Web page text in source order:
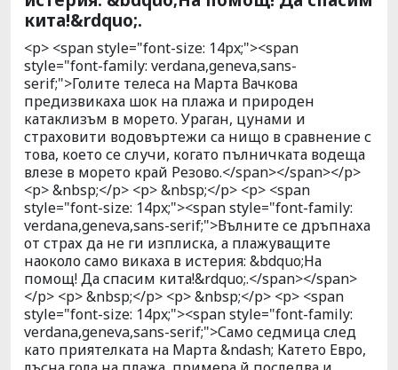
кита!&rdquo;.
<p> <span style="font-size: 14px;"><span
style="font-family: verdana,geneva,sans-
serif;">Голите телеса на Марта Вачкова
предизвикаха шок на плажа и природен
катаклизъм в морето. Ураган, цунами и
страховити водовъртежи са нищо в сравнение с
това, което се случи, когато пълничката водеща
влезе в морето край Резово.</span></span></p>
<p> &nbsp;</p> <p> &nbsp;</p> <p> <span
style="font-size: 14px;"><span style="font-family:
verdana,geneva,sans-serif;">Вълните се дръпнаха
от страх да не ги изплиска, а плажуващите
наоколо само викаха в истерия: &bdquo;На
помощ! Да спасим кита!&rdquo;.</span></span>
</p> <p> &nbsp;</p> <p> &nbsp;</p> <p> <span
style="font-size: 14px;"><span style="font-family:
verdana,geneva,sans-serif;">Само седмица след
като приятелката на Марта &ndash; Катето Евро,